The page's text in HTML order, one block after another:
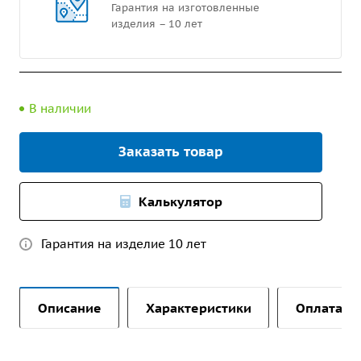
Гарантия на изготовленные
изделия – 10 лет
В наличии
Заказать товар
Калькулятор
Гарантия на изделие 10 лет
Описание Характеристики Оплата и